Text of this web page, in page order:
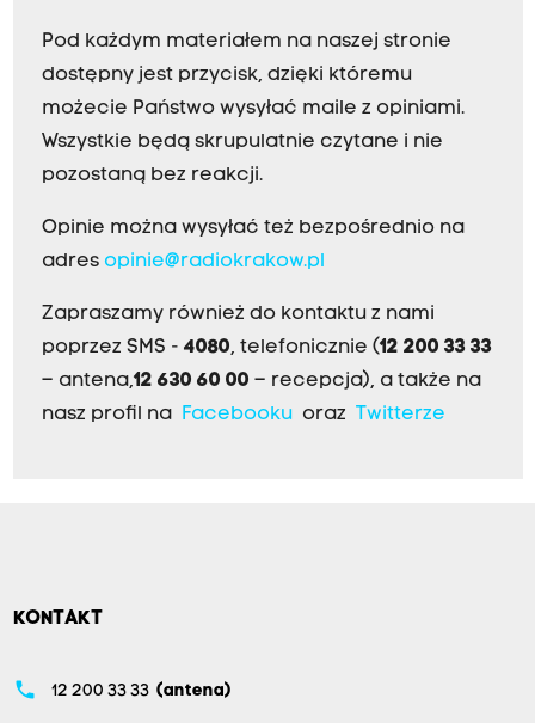
Pod każdym materiałem na naszej stronie
dostępny jest przycisk, dzięki któremu
możecie Państwo wysyłać maile z opiniami.
Wszystkie będą skrupulatnie czytane i nie
pozostaną bez reakcji.
Opinie można wysyłać też bezpośrednio na
adres opinie@radiokrakow.pl
Zapraszamy również do kontaktu z nami
poprzez SMS - 4080, telefonicznie (12 200 33 33
– antena,12 630 60 00 – recepcja), a także na
nasz profil na
Facebookuoraz Twitterze
KONTAKT
phone 12 200 33 33 (antena)